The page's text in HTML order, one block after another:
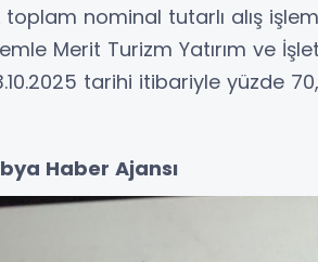
toplam nominal tutarlı alış
Merit Turizm Yatırım ve
tarihi itibariyle yüzde
Haber Ajansı